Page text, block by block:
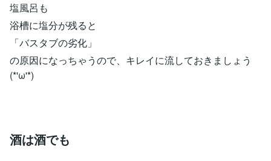
塩風呂も
浴槽に塩分が残ると
「バスタブの劣化」
の原因になっちゃうので、キレイに流しておきましょう
(*'ω'*)
酒は酒でも